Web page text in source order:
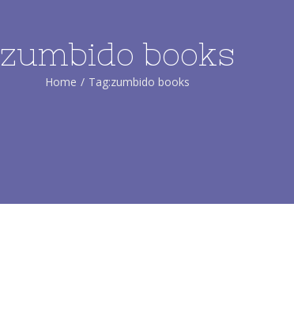
zumbido books
Home / Tag:zumbido books